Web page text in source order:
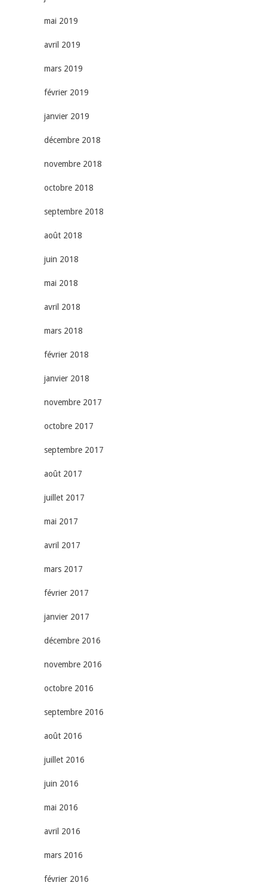
mai 2019
avril 2019
mars 2019
février 2019
janvier 2019
décembre 2018
novembre 2018
octobre 2018
septembre 2018
août 2018
juin 2018
mai 2018
avril 2018
mars 2018
février 2018
janvier 2018
novembre 2017
octobre 2017
septembre 2017
août 2017
juillet 2017
mai 2017
avril 2017
mars 2017
février 2017
janvier 2017
décembre 2016
novembre 2016
octobre 2016
septembre 2016
août 2016
juillet 2016
juin 2016
mai 2016
avril 2016
mars 2016
février 2016